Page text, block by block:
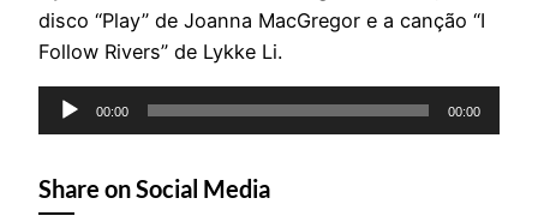
disco “Play” de Joanna MacGregor e a canção “I
Follow Rivers” de Lykke Li.
Reprodutor
de
00:00 00:00
Share on Social Media